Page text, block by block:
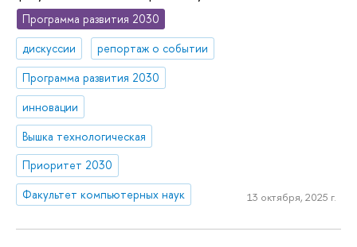
Программа развития 2030
дискуссии
репортаж о событии
Программа развития 2030
инновации
Вышка технологическая
Приоритет 2030
Факультет компьютерных наук
13 октября, 2025 г.